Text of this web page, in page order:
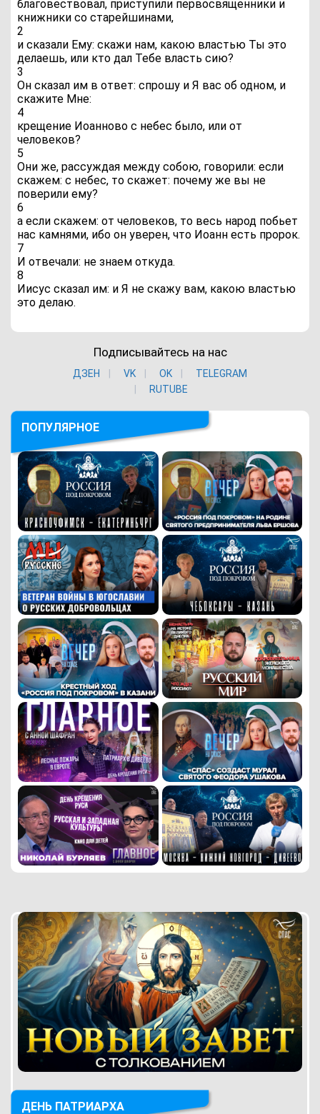
благовествовал, приступили первосвященники и
книжники со старейшинами,
2
и сказали Ему: скажи нам, какою властью Ты это
делаешь, или кто дал Тебе власть сию?
3
Он сказал им в ответ: спрошу и Я вас об одном, и
скажите Мне:
4
крещение Иоанново с небес было, или от
человеков?
5
Они же, рассуждая между собою, говорили: если
скажем: с небес, то скажет: почему же вы не
поверили ему?
6
а если скажем: от человеков, то весь народ побьет
нас камнями, ибо он уверен, что Иоанн есть пророк.
7
И отвечали: не знаем откуда.
8
Иисус сказал им: и Я не скажу вам, какою властью
это делаю.
Подписывайтесь на нас
ДЗЕН VK ОK
TELEGRAM
RUTUBE
ПОПУЛЯРНОЕ
ДЕНЬ ПАТРИАРХА